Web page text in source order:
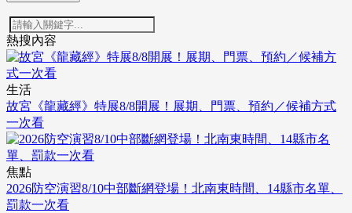
熱搜內容
生活
故宮《龍藏經》特展8/8開展！展期、門票、預約／候補方式
一次看
焦點
2026防空演習8/10中部斷網登場！北南東時間、14縣市名單、
罰款一次看